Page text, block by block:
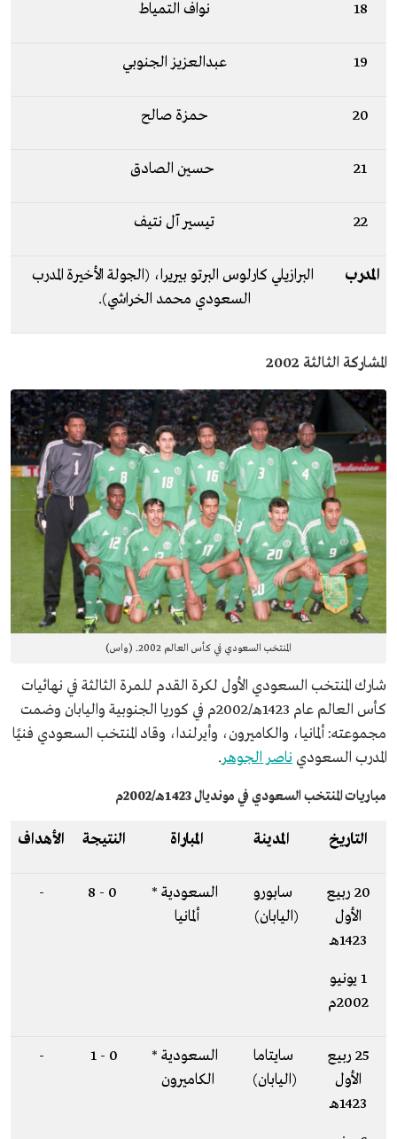
18 نواف التمياط
19 عبدالعزيز الجنوبي
20 حمزة صالح
21 حسين الصادق
22 تيسير آل نتيف
المدرب
البرازيلي كارلوس البرتو بيريرا، (الجولة الأخيرة المدرب
السعودي محمد الخراشي).
المشاركة الثالثة 2002
المنتخب السعودي في كأس العالم 2002. (واس)
شارك المنتخب السعودي الأول لكرة القدم للمرة الثالثة في نهائيات
كأس العالم عام 1423هـ/2002م في كوريا الجنوبية واليابان وضمت
مجموعته: ألمانيا، والكاميرون، وأيرلندا، وقاد المنتخب السعودي فنيًا
المدرب السعودي ناصر الجوهر.
مباريات المنتخب السعودي في مونديال 1423هـ/2002م
التاريخ المدينة المباراة النتيجة الأهداف
20 ربيع
الأول
1423هـ
1 يونيو
2002م
سابورو
(اليابان)
السعودية *
ألمانيا
0 - 8
-
25 ربيع
الأول
1423هـ
سايتاما
(اليابان)
السعودية *
الكاميرون
0 - 1
-